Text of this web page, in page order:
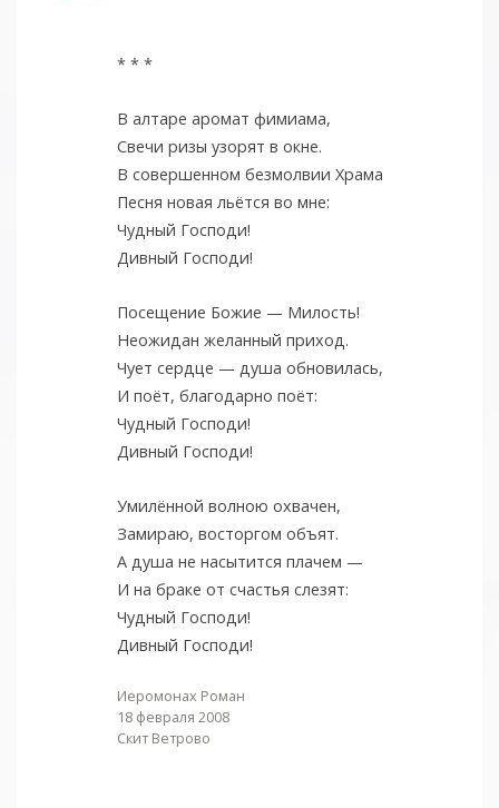
* * *
В алтаре аромат фимиама,
Свечи ризы узорят в окне.
В совершенном безмолвии Храма
Песня новая льётся во мне:
Чудный Господи!
Дивный Господи!
Посещение Божие — Милость!
Неожидан желанный приход.
Чует сердце — душа обновилась,
И поёт, благодарно поёт:
Чудный Господи!
Дивный Господи!
Умилённой волною охвачен,
Замираю, восторгом объят.
А душа не насытится плачем —
И на браке от счастья слезят:
Чудный Господи!
Дивный Господи!
Иеромонах Роман
18 февраля 2008
Скит Ветрово